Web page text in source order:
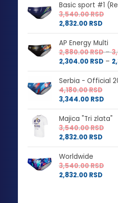
Basic sport #1
3,540.00RSD
2,832.00 RSD
AP Energy Multi
2,880.00RSD –
2,304.00 RSD –
Serbia - Official
4,180.00RSD
3,344.00 RSD
Majica "Tri zlata"
3,540.00RSD
2,832.00 RSD
Worldwide
3,540.00RSD
2,832.00 RSD